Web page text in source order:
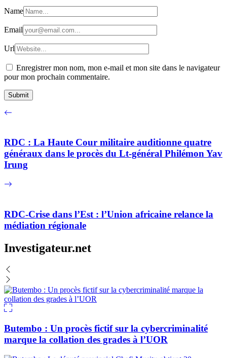
Name
Email
Url
Enregistrer mon nom, mon e-mail et mon site dans le navigateur
pour mon prochain commentaire.
RDC : La Haute Cour militaire auditionne quatre
généraux dans le procès du Lt-général Philémon Yav
Irung
RDC-Crise dans l’Est : l’Union africaine relance la
médiation régionale
Investigateur.net
Butembo : Un procès fictif sur la cybercriminalité
marque la collation des grades à l’UOR